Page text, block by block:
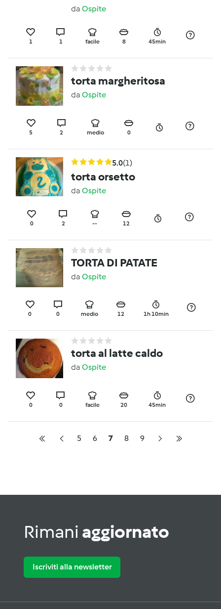
da Ospite
1 1 facile 8 45min
torta margheritosa
da Ospite
5 2 medio 0
5.0(1)
torta orsetto
da Ospite
0 2 -- 12
TORTA DI PATATE
da Ospite
0 0 medio 12 1h 10min
torta al latte caldo
da Ospite
0 0 facile 20 45min
5 6 7 8 9
Rimani aggiornato
Iscriviti alla newsletter